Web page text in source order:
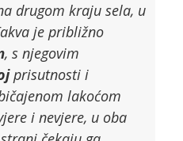
drugom kraju sela, u
je približno
, s njegovim
prisutnosti i
lakoćom
i nevjere, u oba